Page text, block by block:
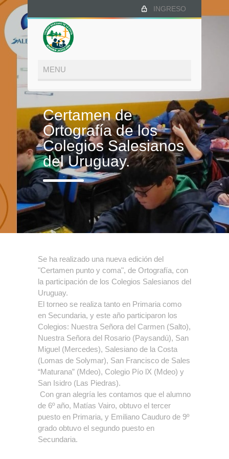
INGRESO
Certamen de
Ortografía de los
Colegios Salesianos
del Uruguay.
Se ha realizado una nueva edición del
"Certamen punto y coma", de Ortografía, con
la participación de los Colegios Salesianos del
Uruguay.
El torneo se realiza tanto en Primaria como
en Secundaria, y este año participaron los
Colegios: Nuestra Señora del Carmen (Salto),
Nuestra Señora del Rosario (Paysandú), San
Miguel (Mercedes), Salesiano de la Costa
(Lomas de Solymar), San Francisco de Sales
“Maturana” (Mdeo), Colegio Pío lX (Mdeo) y
San Isidro (Las Piedras).
Con gran alegría les contamos que el alumno
de 6º año, Matías Vairo, obtuvo el tercer
puesto en Primaria, y Emiliano Cauduro de 9º
grado obtuvo el segundo puesto en
Secundaria.